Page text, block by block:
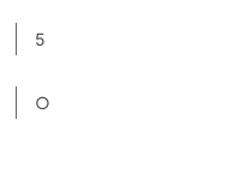
5
○